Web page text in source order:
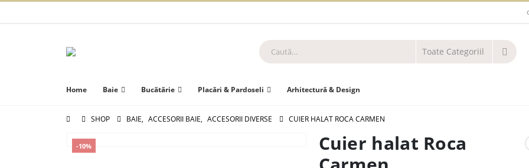
Home Baie Bucătărie Placări & Pardoseli Arhitectură & Design
SHOP BAIE, ACCESORII BAIE, ACCESORII DIVERSE CUIER HALAT ROCA CARMEN
-10%
Cuier halat Roca